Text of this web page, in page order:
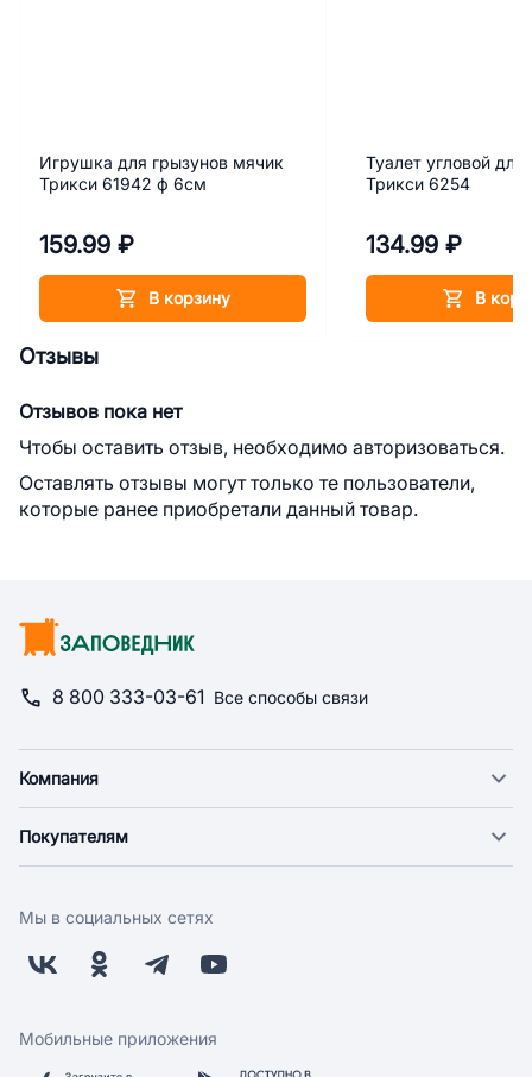
Игрушка для грызунов мячик
Трикси 61942 ф 6см
159.99 ₽
В корзину
Туалет угловой
Трикси 6254
134.99 ₽
В
Отзывы
Отзывов пока нет
Чтобы оставить отзыв, необходимо авторизоваться.
Оставлять отзывы могут только те пользователи,
которые ранее приобретали данный товар.
8 800 333-03-61 Все способы связи
Компания
Новости
Поставщикам
Заводчикам
Обратная связь
Покупателям
Оплата
Бонусная программа
Скидки и акции
Мы в социальных сетях
Мобильные приложения